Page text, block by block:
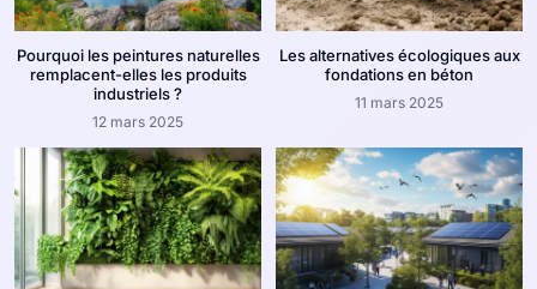
Pourquoi les peintures naturelles
remplacent-elles les produits
industriels ?
12 mars 2025
Les alternatives écologiques aux
fondations en béton
11 mars 2025